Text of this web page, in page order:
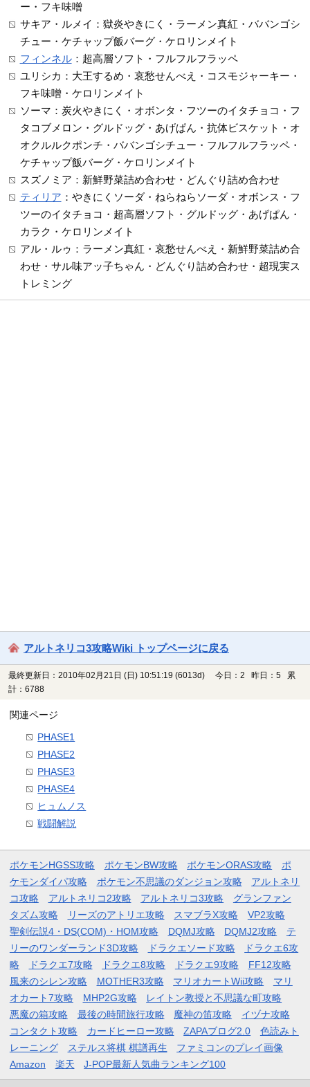
ー・フキ味噌
サキア・ルメイ：獄炎やきにく・ラーメン真紅・ババンゴシ
チュー・ケチャップ飯バーグ・ケロリンメイト
フィンネル：超高層ソフト・フルフルフラッペ
ユリシカ：大王するめ・哀愁せんべえ・コスモジャーキー・
フキ味噌・ケロリンメイト
ソーマ：炭火やきにく・オボンタ・フツーのイタチョコ・フ
タコブメロン・グルドッグ・あげぱん・抗体ビスケット・オ
オクルルクポンチ・ババンゴシチュー・フルフルフラッペ・
ケチャップ飯バーグ・ケロリンメイト
スズノミア：新鮮野菜詰め合わせ・どんぐり詰め合わせ
ティリア ：やきにくソーダ・ねらねらソーダ・オボンス・フ
ツーのイタチョコ・超高層ソフト・グルドッグ・あげぱん・
カラク・ケロリンメイト
アル・ルゥ：ラーメン真紅・哀愁せんべえ・新鮮野菜詰め合
わせ・サル味アッ子ちゃん・どんぐり詰め合わせ・超現実ス
トレミング
アルトネリコ3攻略Wiki トップページに戻る
最終更新日：2010年02月21日 (日) 10:51:19 (6013d)
今日：2 昨日：5 累
計：6788
関連ページ
PHASE1
PHASE2
PHASE3
PHASE4
ヒュムノス
戦闘解説
ポケモンHGSS攻略 ポケモンBW攻略 ポケモンORAS攻略
ポ
ケモンダイパ攻略
ポケモン不思議のダンジョン攻略
アルトネリ
コ攻略
アルトネリコ2攻略 アルトネリコ3攻略
グランファン
タズム攻略
リーズのアトリエ攻略 スマブラX攻略
VP2攻略
聖剣伝説4・DS(COM)・HOM攻略
DQMJ攻略 DQMJ2攻略
テ
リーのワンダーランド3D攻略
ドラクエソード攻略
ドラクエ6攻
略
ドラクエ7攻略 ドラクエ8攻略 ドラクエ9攻略
FF12攻略
風来のシレン攻略
MOTHER3攻略 マリオカートWii攻略
マリ
オカート7攻略
MHP2G攻略
レイトン教授と不思議な町攻略
悪魔の箱攻略
最後の時間旅行攻略 魔神の笛攻略
イヅナ攻略
コンタクト攻略
カードヒーロー攻略 ZAPAブログ2.0
色読みト
レーニング
ステルス将棋 棋譜再生
ファミコンのプレイ画像
Amazon
楽天 J-POP最新人気曲ランキング100